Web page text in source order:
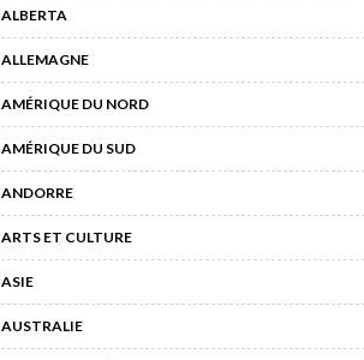
ALBERTA
ALLEMAGNE
AMÉRIQUE DU NORD
AMÉRIQUE DU SUD
ANDORRE
ARTS ET CULTURE
ASIE
AUSTRALIE